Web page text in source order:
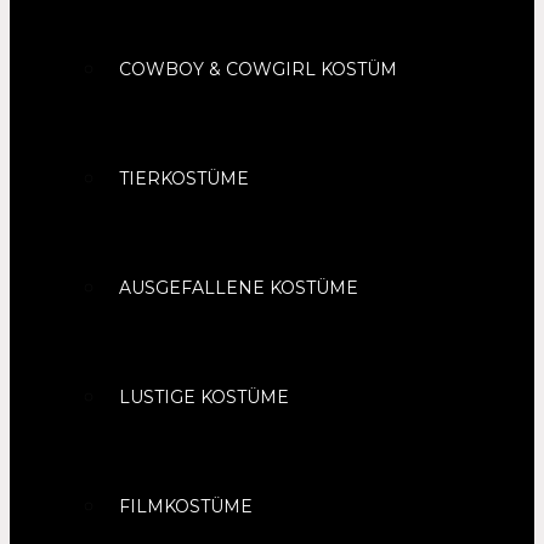
COWBOY & COWGIRL KOSTÜM
TIERKOSTÜME
AUSGEFALLENE KOSTÜME
LUSTIGE KOSTÜME
FILMKOSTÜME